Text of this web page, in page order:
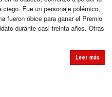
Fue un personaje polémico,
fueron óbice para ganar el Premio
durante casi treinta años. Otras
Leer más